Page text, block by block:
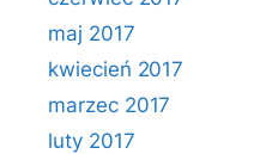
maj 2017
kwiecień 2017
marzec 2017
luty 2017